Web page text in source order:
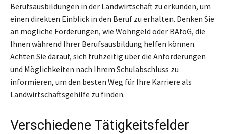
Berufsausbildungen in der Landwirtschaft zu erkunden, um
einen direkten Einblick in den Beruf zu erhalten. Denken Sie
an mögliche Förderungen, wie Wohngeld oder BAföG, die
Ihnen während Ihrer Berufsausbildung helfen können.
Achten Sie darauf, sich frühzeitig über die Anforderungen
und Möglichkeiten nach Ihrem Schulabschluss zu
informieren, um den besten Weg für Ihre Karriere als
Landwirtschaftsgehilfe zu finden.
Verschiedene Tätigkeitsfelder